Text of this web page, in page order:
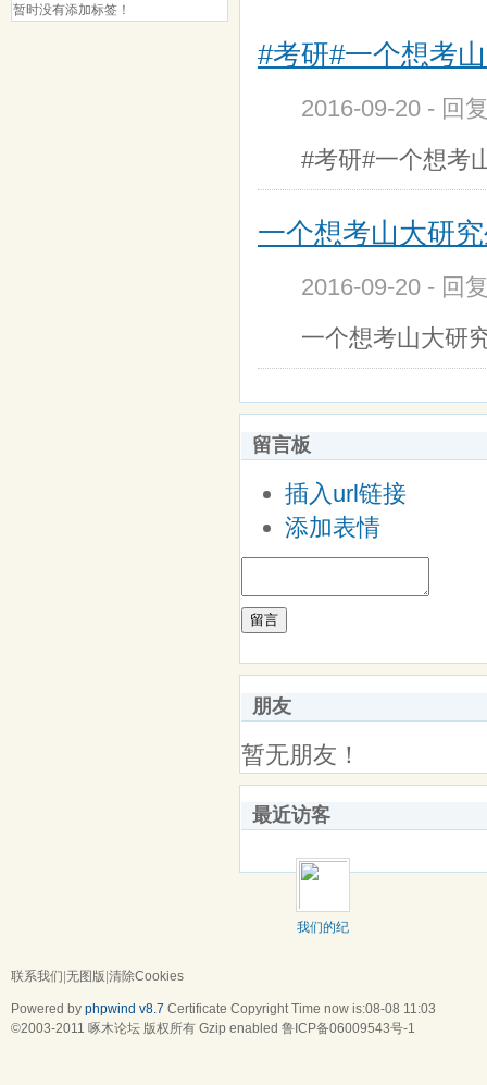
暂时没有添加标签！
#考研#一个想考
2016-09-20 - 回
#考研#一个想考
一个想考山大研
2016-09-20 - 回
一个想考山大研
留言板
插入url链接
添加表情
留言
朋友
暂无朋友！
最近访客
我们的纪
联系我们 无图版 清除Cookies
Powered by phpwind v8.7 Certificate Copyright Time now is:08-08 11:03
©2003-2011 啄木论坛 版权所有 Gzip enabled 鲁ICP备06009543号-1